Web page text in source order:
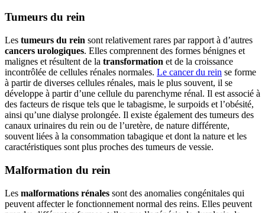
Tumeurs du rein
Les tumeurs du rein sont relativement rares par rapport à d’autres
cancers urologiques. Elles comprennent des formes bénignes et
malignes et résultent de la transformation et de la croissance
incontrôlée de cellules rénales normales. Le cancer du rein se forme
à partir de diverses cellules rénales, mais le plus souvent, il se
développe à partir d’une cellule du parenchyme rénal. Il est associé à
des facteurs de risque tels que le tabagisme, le surpoids et l’obésité,
ainsi qu’une dialyse prolongée. Il existe également des tumeurs des
canaux urinaires du rein ou de l’uretère, de nature différente,
souvent liées à la consommation tabagique et dont la nature et les
caractéristiques sont plus proches des tumeurs de vessie.
Malformation du rein
Les malformations rénales sont des anomalies congénitales qui
peuvent affecter le fonctionnement normal des reins. Elles peuvent